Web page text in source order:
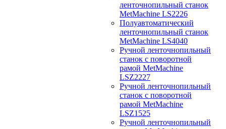
ленточнопильный станок
MetMachine LS2226
Полуавтоматический
ленточнопильный станок
MetMachine LS4040
Ручной ленточнопильный
станок с поворотной
рамой MetMachine
LSZ2227
Ручной ленточнопильный
станок с поворотной
рамой MetMachine
LSZ1525
Ручной ленточнопильный